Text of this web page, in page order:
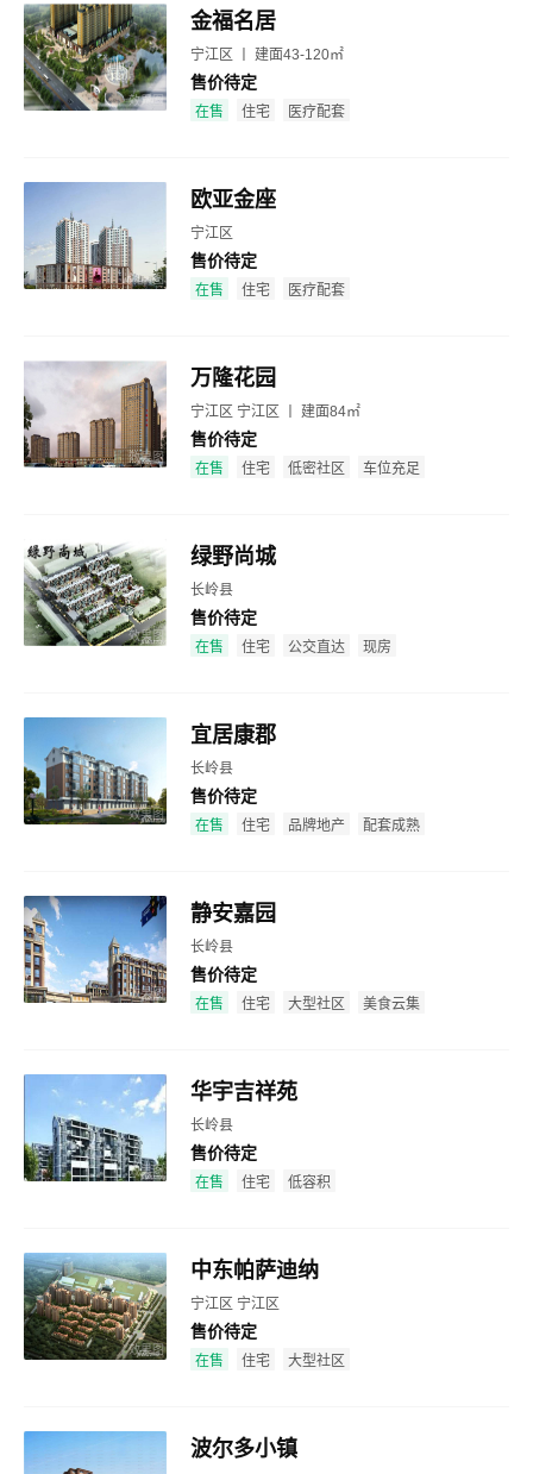
效果图
金福名居
宁江区 丨 建面43-120㎡
售价待定
在售 住宅 医疗配套
效果图
欧亚金座
宁江区
售价待定
在售 住宅 医疗配套
效果图
万隆花园
宁江区 宁江区 丨 建面84㎡
售价待定
在售 住宅 低密社区 车位充足
效果图
绿野尚城
长岭县
售价待定
在售 住宅 公交直达 现房
效果图
宜居康郡
长岭县
售价待定
在售 住宅 品牌地产 配套成熟
效果图
静安嘉园
长岭县
售价待定
在售 住宅 大型社区 美食云集
效果图
华宇吉祥苑
长岭县
售价待定
在售 住宅 低容积
效果图
中东帕萨迪纳
宁江区 宁江区
售价待定
在售 住宅 大型社区
波尔多小镇